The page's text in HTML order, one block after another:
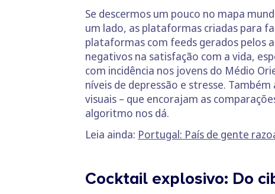
Se descermos um pouco no mapa
um lado, as plataformas criadas para
plataformas com feeds gerados pelos
negativos na satisfação com a vida,
com incidência nos jovens do Médio
níveis de depressão e stresse.
visuais – que encorajam as
algoritmo nos dá.
Leia ainda: Portugal: País de gente
Cocktail explosivo: Do